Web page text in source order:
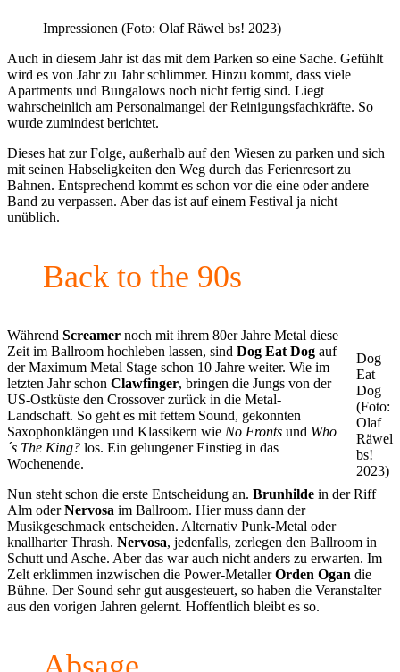
Impressionen (Foto: Olaf Räwel bs! 2023)
Auch in diesem Jahr ist das mit dem Parken so eine Sache. Gefühlt
wird es von Jahr zu Jahr schlimmer. Hinzu kommt, dass viele
Apartments und Bungalows noch nicht fertig sind. Liegt
wahrscheinlich am Personalmangel der Reinigungsfachkräfte. So
wurde zumindest berichtet.
Dieses hat zur Folge, außerhalb auf den Wiesen zu parken und sich
mit seinen Habseligkeiten den Weg durch das Ferienresort zu
Bahnen. Entsprechend kommt es schon vor die eine oder andere
Band zu verpassen. Aber das ist auf einem Festival ja nicht
unüblich.
Back to the 90s
Dog
Eat
Dog
(Foto:
Olaf
Räwel
bs!
2023)
Während Screamer noch mit ihrem 80er Jahre Metal diese
Zeit im Ballroom hochleben lassen, sind Dog Eat Dog auf
der Maximum Metal Stage schon 10 Jahre weiter. Wie im
letzten Jahr schon Clawfinger, bringen die Jungs von der
US-Ostküste den Crossover zurück in die Metal-
Landschaft. So geht es mit fettem Sound, gekonnten
Saxophonklängen und Klassikern wie No Fronts und Who
´s The King? los. Ein gelungener Einstieg in das
Wochenende.
Nun steht schon die erste Entscheidung an. Brunhilde in der Riff
Alm oderNervosa im Ballroom. Hier muss dann der
Musikgeschmack entscheiden. Alternativ Punk-Metal oder
knallharter Thrash. Nervosa, jedenfalls, zerlegen den Ballroom in
Schutt und Asche. Aber das war auch nicht anders zu erwarten. Im
Zelt erklimmen inzwischen die Power-MetallerOrden Ogan die
Bühne. Der Sound sehr gut ausgesteuert, so haben die Veranstalter
aus den vorigen Jahren gelernt. Hoffentlich bleibt es so.